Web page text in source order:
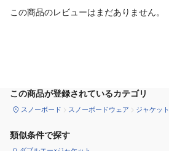
この商品のレビューはまだありません。
この商品が登録されているカテゴリ
スノーボード スノーボードウェア ジャケット
類似条件で探す